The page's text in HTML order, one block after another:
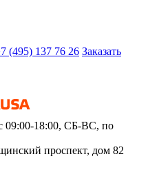
(495) 137 76 26 Заказать
18:00, СБ-ВС, по
проспект, дом 82